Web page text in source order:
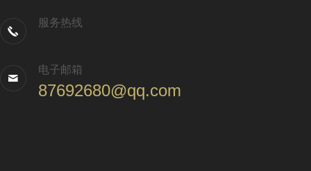
服务热线
电子邮箱
87692680@qq.com